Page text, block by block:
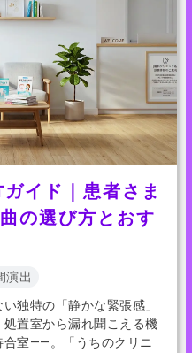
イド｜患者さま
の選び方とおす
演出
独特の「静かな緊張感」
置室から漏れ聞こえる機
合室——。「うちのクリニ